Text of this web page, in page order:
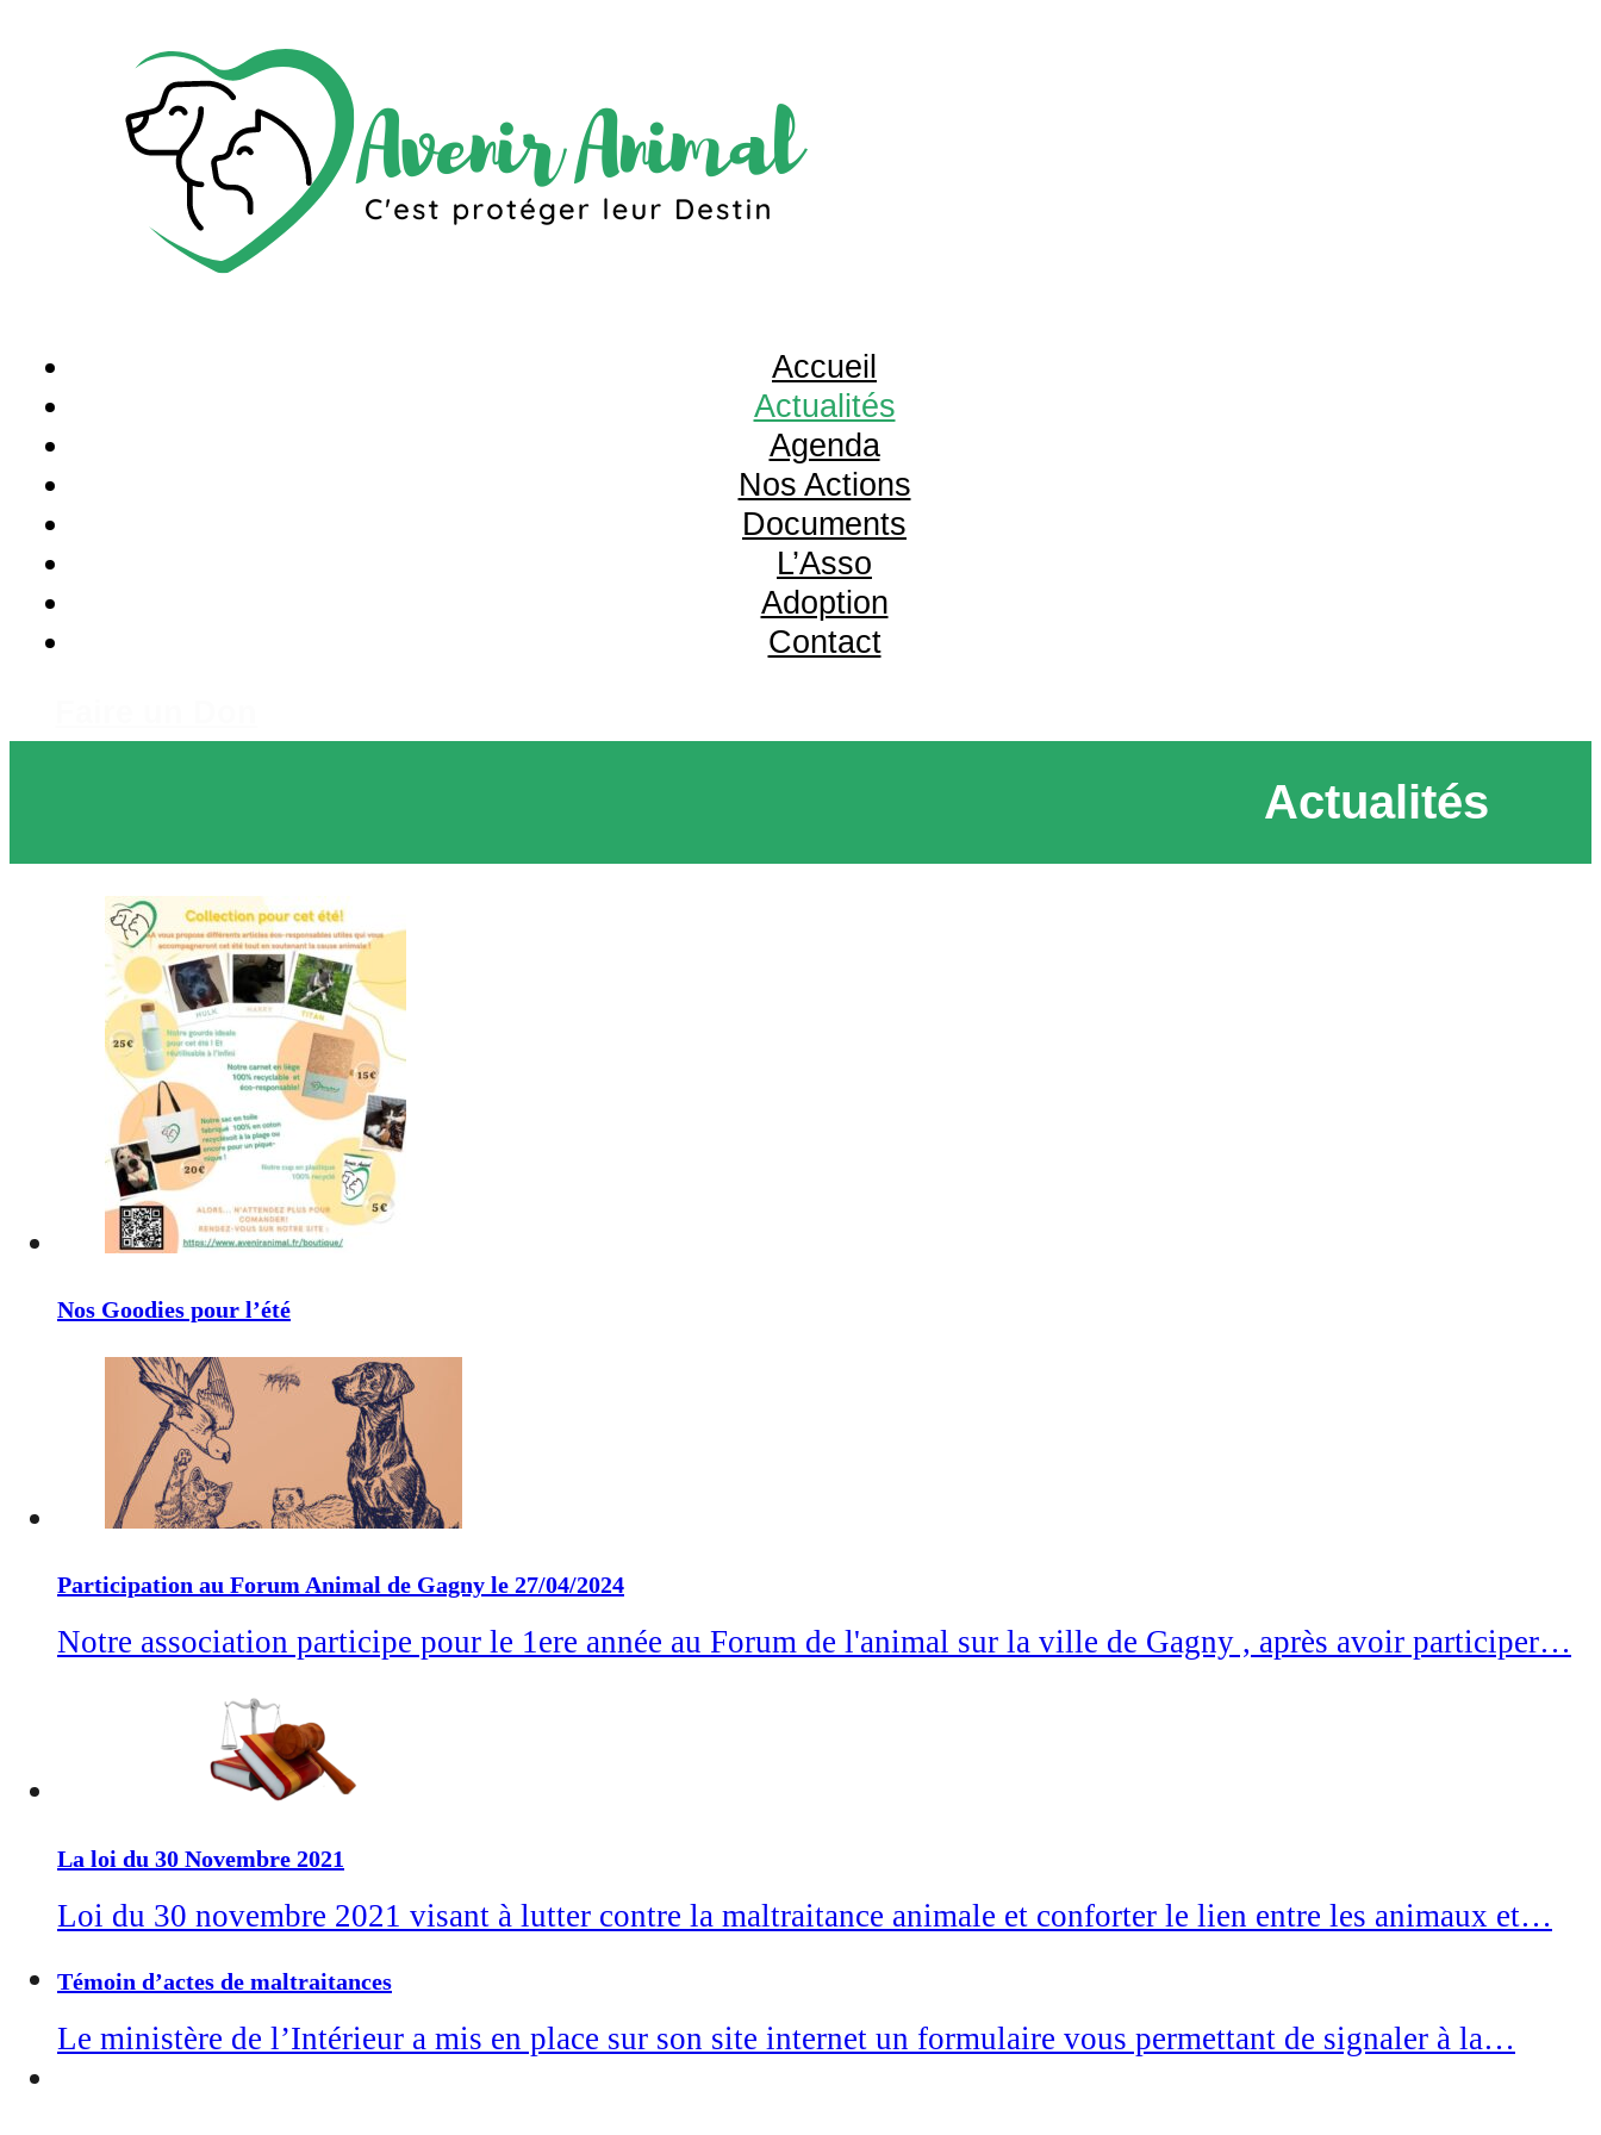
Accueil
Actualités
Agenda
Nos Actions
Documents
L’Asso
Adoption
Contact
Actualités
Nos Goodies pour l’été
Participation au Forum Animal de Gagny le 27/04/2024
Notre association participe pour le 1ere année au Forum de l'animal sur la ville de Gagny , après avoir participer…
La loi du 30 Novembre 2021
Loi du 30 novembre 2021 visant à lutter contre la maltraitance animale et conforter le lien entre les animaux et…
Témoin d’actes de maltraitances
Le ministère de l’Intérieur a mis en place sur son site internet un formulaire vous permettant de signaler à la…